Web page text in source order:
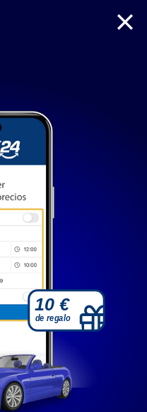
permites mejorar
mediante
personalizada y
Con "Configurar"
personales. También
en cualquier momento.
necesarias.
Aceptar todas
10 €
de regalo